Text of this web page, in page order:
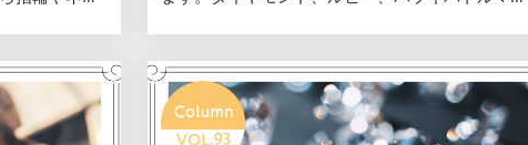
りやすくご
方など、失敗しない選び方や資産を守る一生モノ
の見つけ方をご紹介。